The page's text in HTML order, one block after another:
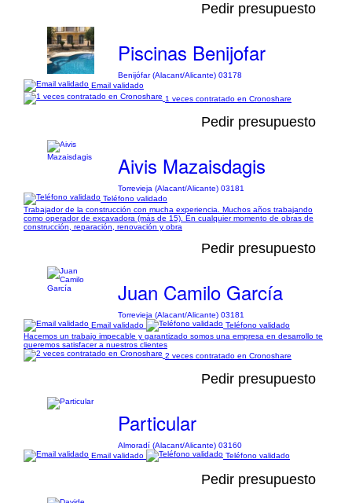
Pedir presupuesto
Piscinas Benijofar
Benijófar (Alacant/Alicante) 03178
Email validado
1 veces contratado en Cronoshare
Pedir presupuesto
Aivis Mazaisdagis
Torrevieja (Alacant/Alicante) 03181
Teléfono validado
Trabajador de la construcción con mucha experiencia. Muchos años trabajando
como operador de excavadora (más de 15). En cualquier momento de obras de
construcción, reparación, renovación y obra
Pedir presupuesto
Juan Camilo García
Torrevieja (Alacant/Alicante) 03181
Email validado
Teléfono validado
Hacemos un trabajo impecable y garantizado somos una empresa en desarrollo te
queremos satisfacer a nuestros clientes
2 veces contratado en Cronoshare
Pedir presupuesto
Particular
Almoradí (Alacant/Alicante) 03160
Email validado
Teléfono validado
Pedir presupuesto